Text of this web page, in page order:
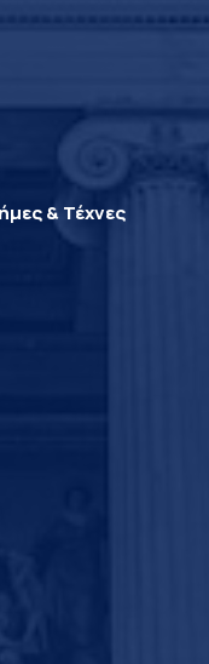
& Τέχνες